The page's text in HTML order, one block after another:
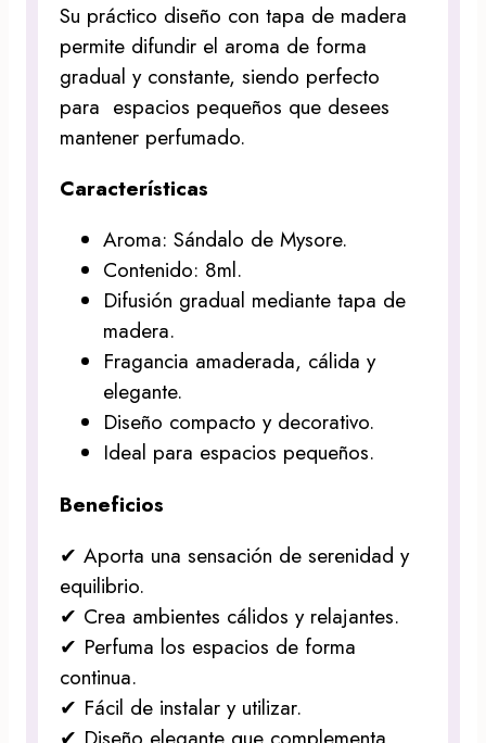
Su práctico diseño con tapa de madera
permite difundir el aroma de forma
gradual y constante, siendo perfecto
para espacios pequeños que desees
mantener perfumado.
Características
Aroma: Sándalo de Mysore.
Contenido: 8ml.
Difusión gradual mediante tapa de
madera.
Fragancia amaderada, cálida y
elegante.
Diseño compacto y decorativo.
Ideal para espacios pequeños.
Beneficios
✔ Aporta una sensación de serenidad y
equilibrio.
✔ Crea ambientes cálidos y relajantes.
✔ Perfuma los espacios de forma
continua.
✔ Fácil de instalar y utilizar.